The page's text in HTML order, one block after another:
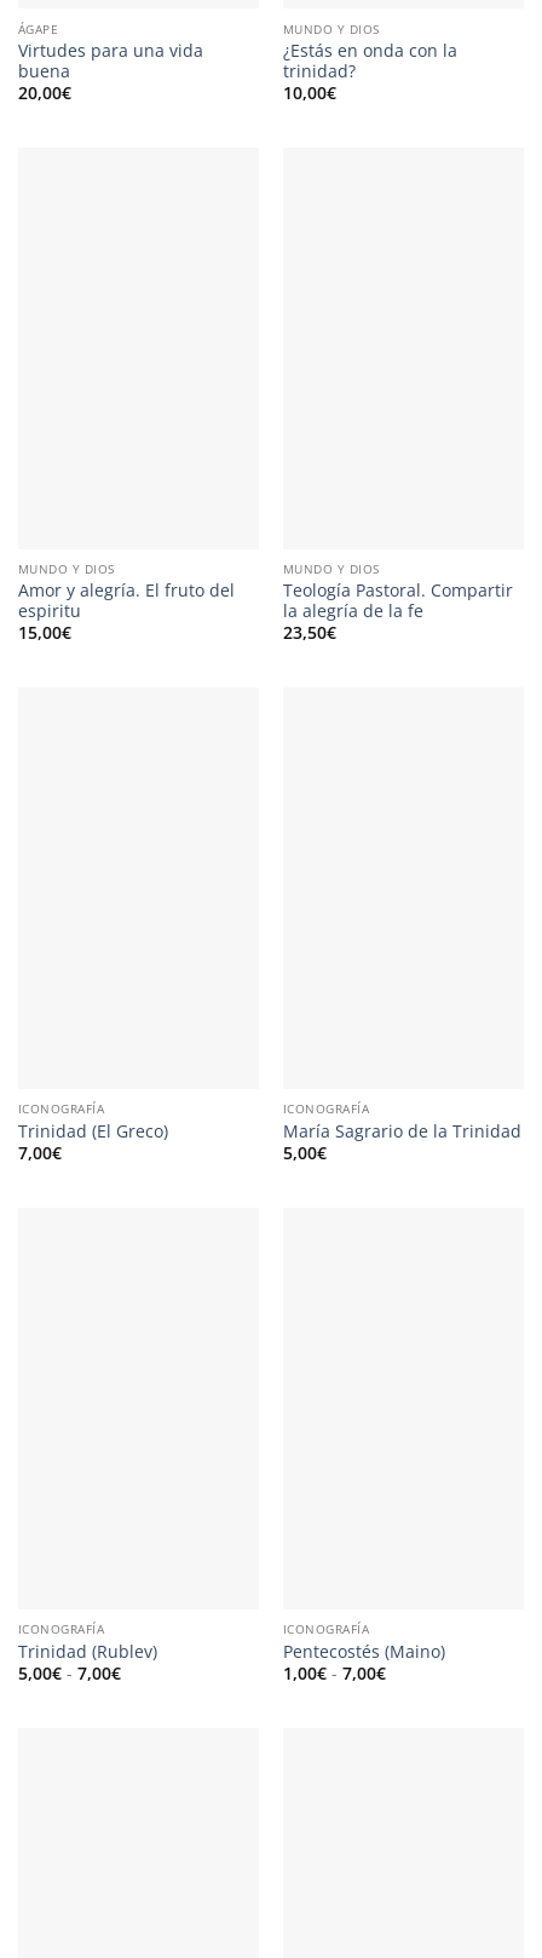
ÁGAPE
Virtudes para una vida
buena
20,00€
MUNDO Y DIOS
¿Estás en onda con la
trinidad?
10,00€
MUNDO Y DIOS
Amor y alegría. El fruto del
espiritu
15,00€
MUNDO Y DIOS
Teología Pastoral. Compartir
la alegría de la fe
23,50€
ICONOGRAFÍA
Trinidad (El Greco)
7,00€
ICONOGRAFÍA
María Sagrario de la Trinidad
5,00€
ICONOGRAFÍA
Trinidad (Rublev)
5,00€ - 7,00€Rango
de
ICONOGRAFÍA
Pentecostés (Maino)
1,00€ - 7,00€Rango
de